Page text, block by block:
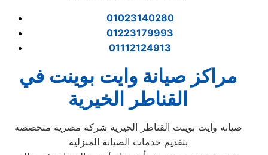
01023140280
01223179993
01112124913
مراكز صيانة وايت بوينت في
القناطر الخيرية
صيانه وايت بوينت القناطر الخيرية شركة مصرية متخصصة
بتقديم خدمات الصيانة المنزلية